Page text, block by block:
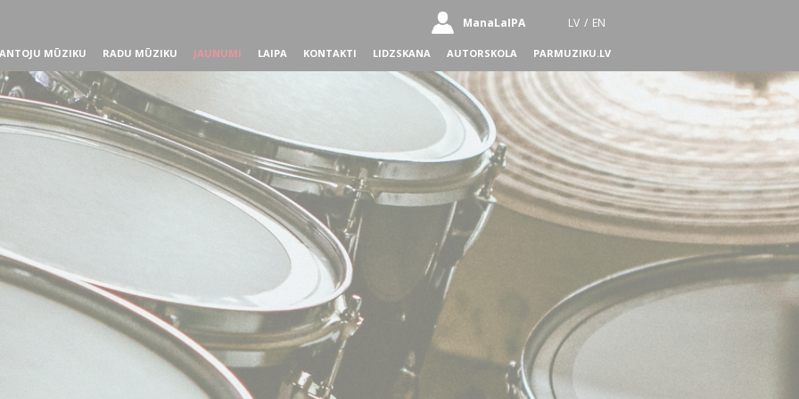
ManaLaIPA LV / EN
MŪZIKU RADU MŪZIKU JAUNUMI LAIPA KONTAKTI LIDZSKANA AUTORSKOLA PARMUZIKU.LV